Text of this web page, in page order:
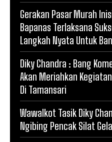
Gerakan Pasar Murah
Bapanas Terlaksana
Langkah Nyata Untuk
Diky Chandra : Bang
Akan Meriahkan
Di Tamansari
Wawalkot Tasik Diky
Ngibing Pencak Silat